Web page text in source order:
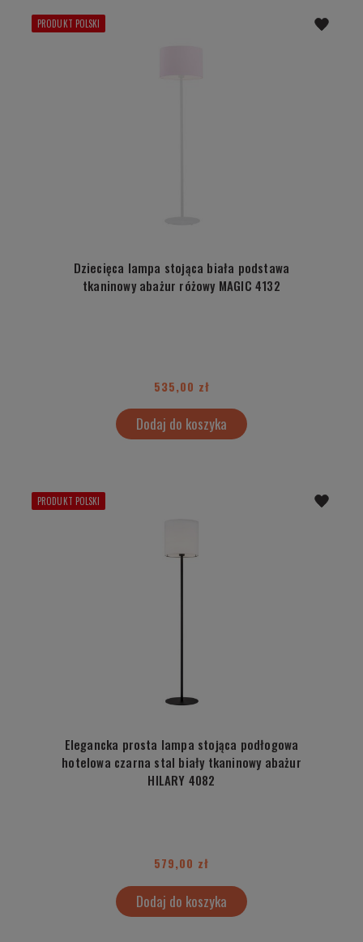
Dziecięca lampa stojąca biała podstawa
tkaninowy abażur różowy MAGIC 4132
535,00 zł
Dodaj do koszyka
PRODUKT POLSKI
Elegancka prosta lampa stojąca podłogowa
hotelowa czarna stal biały tkaninowy abażur
HILARY 4082
579,00 zł
Dodaj do koszyka
PRODUKT POLSKI